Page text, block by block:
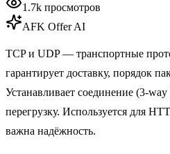
1.7k просмотров
AFK Offer AI
TCP и UDP — транспортные
гарантирует доставку, порядок
Устанавливает соединение (3-
перегрузку. Используется для
важна надёжность.